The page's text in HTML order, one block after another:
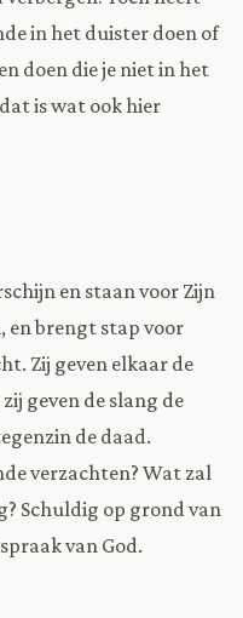
in het duister doen of
doen die je niet in het
is wat ook hier
en staan voor Zijn
en brengt stap voor
Zij geven elkaar de
geven de slang de
de daad.
verzachten? Wat zal
Schuldig op grond van
van God.